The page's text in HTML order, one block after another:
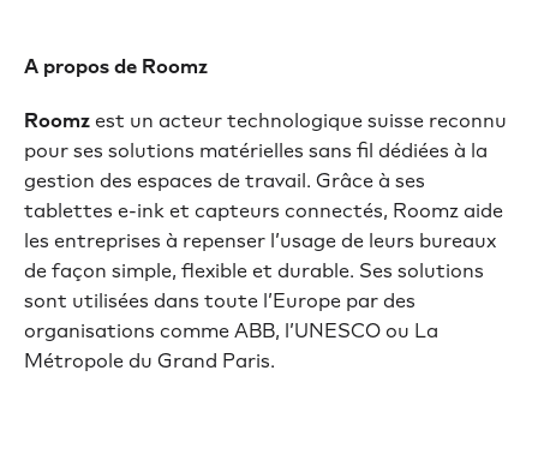
A propos de Roomz
Roomz est un acteur technologique suisse reconnu
pour ses solutions matérielles sans fil dédiées à la
gestion des espaces de travail. Grâce à ses
tablettes e-ink et capteurs connectés, Roomz aide
les entreprises à repenser l’usage de leurs bureaux
de façon simple, flexible et durable. Ses solutions
sont utilisées dans toute l’Europe par des
organisations comme ABB, l’UNESCO ou La
Métropole du Grand Paris.